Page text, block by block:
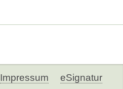
Impressum eSignatur